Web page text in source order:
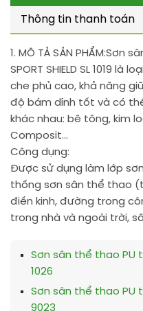
Thông tin thanh toán
1. MÔ TẢ SẢN PHẨM:Sơn
SPORT SHIELD SL 1019 là
che phủ cao, khả năng
độ bám dính tốt và có
khác nhau: bê tông, kim
Composit…
Công dụng:
Được sử dụng làm lớp
thống sơn sân thể thao
điền kinh, đường trong
trong nhà và ngoài trời,
Sơn sân thể thao PU tự
1026
Sơn sân thể thao PU tự
9023